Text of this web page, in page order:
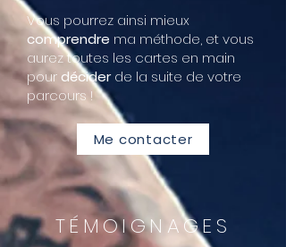
Vous pourrez ainsi mieux
comprendre ma méthode, et vous
aurez toutes les cartes en main
pour déciderde la suite de votre
parcours !
Me contacter
TÉMOIGNAGES